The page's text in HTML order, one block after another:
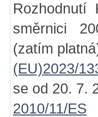
Rozhodnutí
směrnici
(zatím
(EU)2023/
se od 20. 7.
2010/11/ES